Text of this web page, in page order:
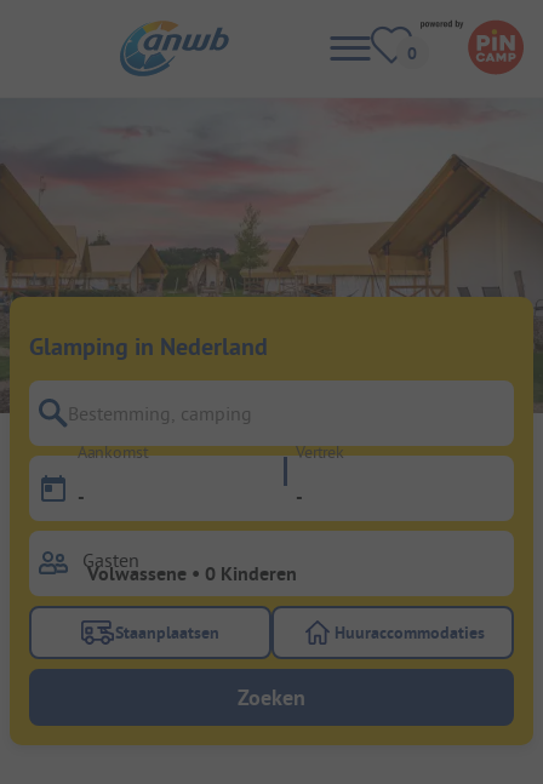
Glamping in Nederland
Bestemming, camping
Aankomst
-
Vertrek
-
Gasten
Gebruik de filterknop staanplaatsen om te zoeken
Staanplaatsen Gebruik de
Huuraccommodaties
Zoeken